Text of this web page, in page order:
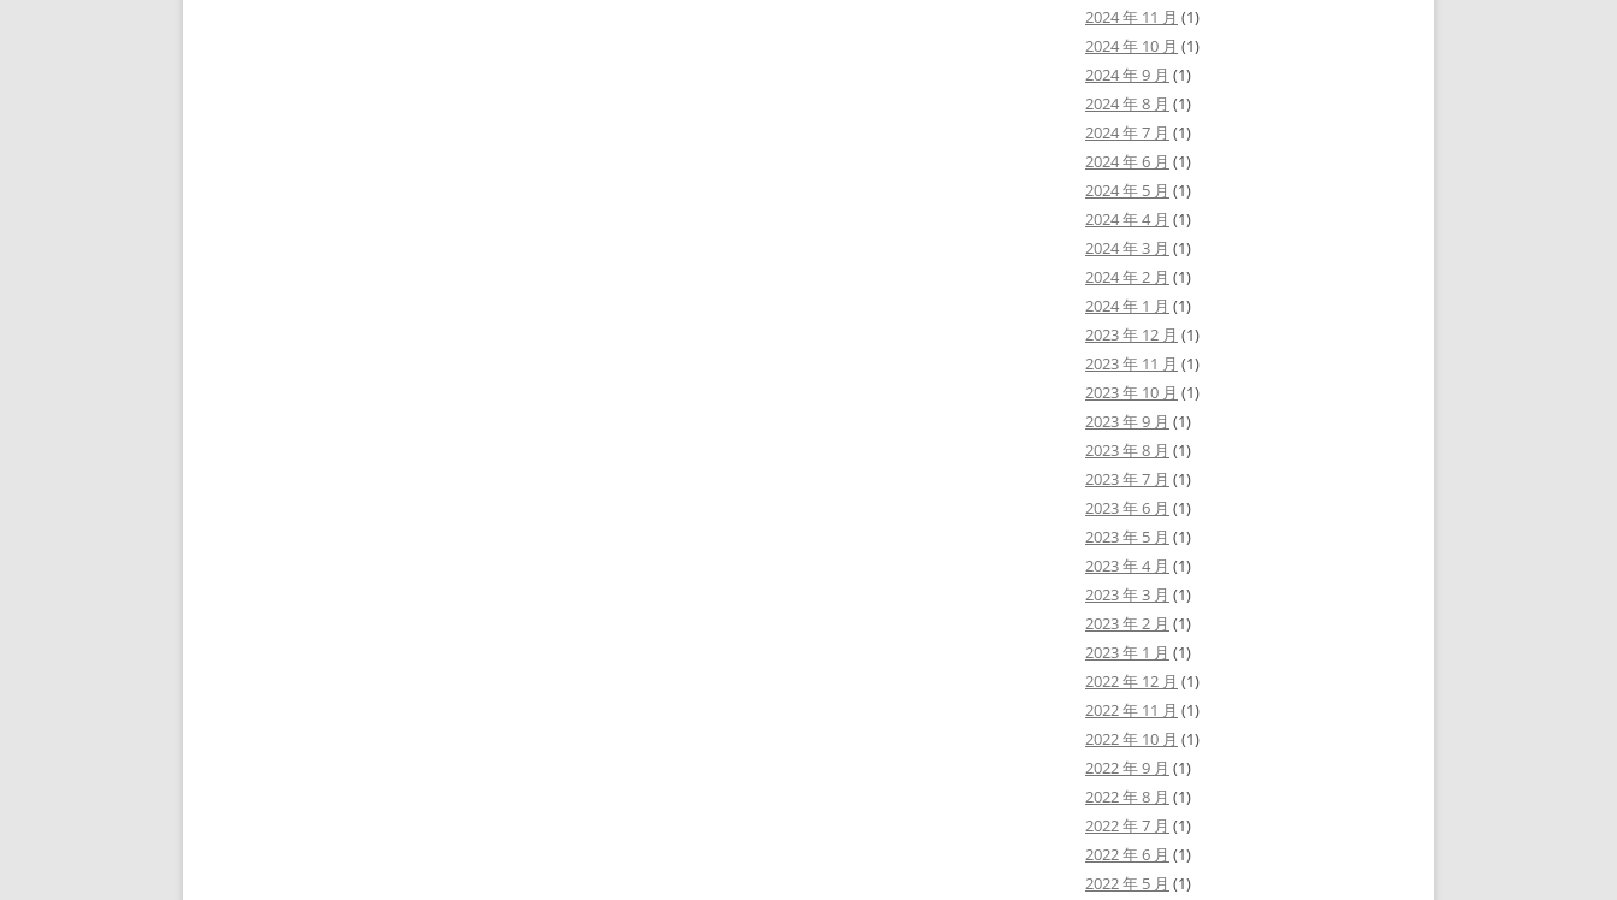
2024 年 11 月 (1)
2024 年 10 月 (1)
2024 年 9 月 (1)
2024 年 8 月 (1)
2024 年 7 月 (1)
2024 年 6 月 (1)
2024 年 5 月 (1)
2024 年 4 月 (1)
2024 年 3 月 (1)
2024 年 2 月 (1)
2024 年 1 月 (1)
2023 年 12 月 (1)
2023 年 11 月 (1)
2023 年 10 月 (1)
2023 年 9 月 (1)
2023 年 8 月 (1)
2023 年 7 月 (1)
2023 年 6 月 (1)
2023 年 5 月 (1)
2023 年 4 月 (1)
2023 年 3 月 (1)
2023 年 2 月 (1)
2023 年 1 月 (1)
2022 年 12 月 (1)
2022 年 11 月 (1)
2022 年 10 月 (1)
2022 年 9 月 (1)
2022 年 8 月 (1)
2022 年 7 月 (1)
2022 年 6 月 (1)
2022 年 5 月 (1)